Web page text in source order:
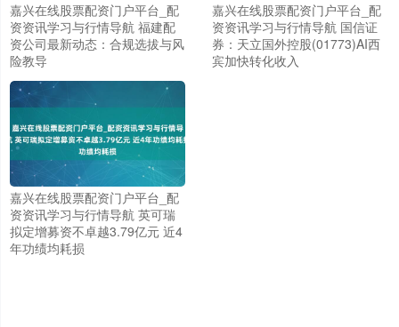
嘉兴在线股票配资门户平台_配
资资讯学习与行情导航 福建配
资公司最新动态：合规选拔与风
险教导
嘉兴在线股票配资门户平台_配
资资讯学习与行情导航 国信证
券：天立国外控股(01773)AI西
宾加快转化收入
嘉兴在线股票配资门户平台_配
资资讯学习与行情导航 英可瑞
拟定增募资不卓越3.79亿元 近4
年功绩均耗损
上证综指 3940.04